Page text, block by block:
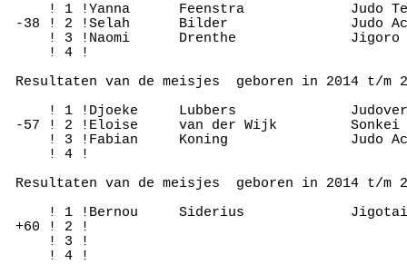
! 1 !Yanna      Feenstra             Judo
-38 ! 2 !Selah      Bilder               Judo
! 3 !Naomi      Drenthe
     ! 4 !
Resultaten van de meisjes  geboren in 2014 t/
! 1 !Djoeke     Lubbers
-57 ! 2 !Eloise     van der Wijk         Sonkei
! 3 !Fabian     Koning
     ! 4 !
Resultaten van de meisjes  geboren in 2014 t/
! 1 !Bernou     Siderius
+60 ! 2 !
     ! 3 !